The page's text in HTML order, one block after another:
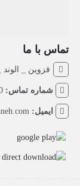
تماس با ما
قزوین _ الوند
شماره تماس:
ایمیل: